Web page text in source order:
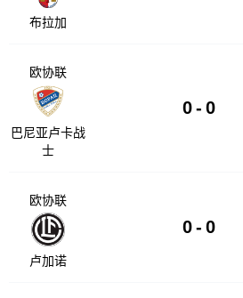
布拉加
欧协联
巴尼亚卢卡战
士
0 - 0
欧协联
卢加诺
0 - 0